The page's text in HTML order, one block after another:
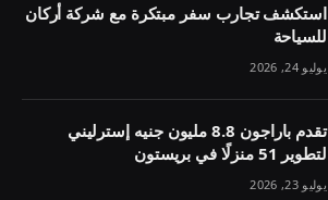
استكشف تجارب سفر مبتكرة مع شركة أركان
للسياحة
يوليو 24, 2026
تقدم باراجون 8.8 مليون جنيه إسترليني
لتطوير 51 منزلًا في بريستون
يوليو 23, 2026